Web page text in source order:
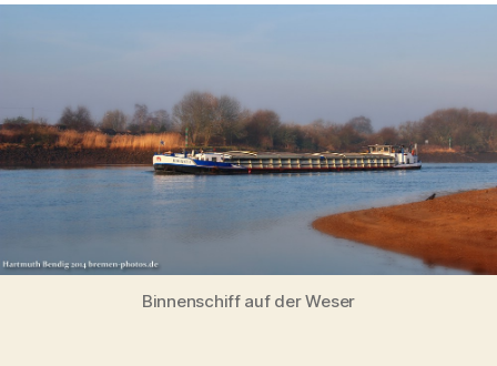
Binnenschiff auf der Weser